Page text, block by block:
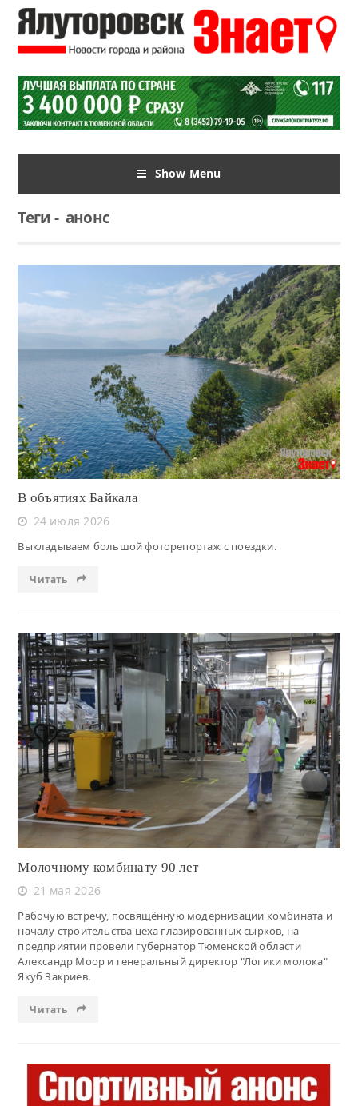
Show Menu
Теги-анонс
Читать
В объятиях Байкала
24 июля 2026
Выкладываем большой фоторепортаж с поездки.
Читать
Читать
Молочному комбинату 90 лет
21 мая 2026
Рабочую встречу, посвящённую модернизации комбината и
началу строительства цеха глазированных сырков, на
предприятии провели губернатор Тюменской области
Александр Моор и генеральный директор "Логики молока"
Якуб Закриев.
Читать